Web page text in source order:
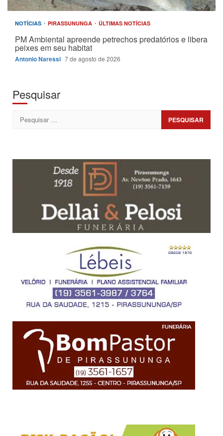
NOTÍCIAS PIRASSUNUNGA ÚLTIMAS NOTÍCIAS
PM Ambiental apreende petrechos predatórios e libera
peixes em seu habitat
Antonio Naressi 7 de agosto de 2026
Pesquisar
Pesquisar